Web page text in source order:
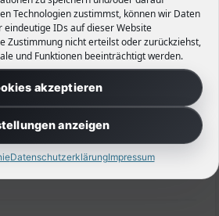
Technologien zustimmst, können wir Daten
IDs auf dieser Website
Zustimmung nicht erteilst oder zurückziehst,
und Funktionen beeinträchtigt werden.
akzeptieren
anzeigen
DatenschutzerklärungImpressum